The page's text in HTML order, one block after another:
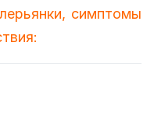
симптомы